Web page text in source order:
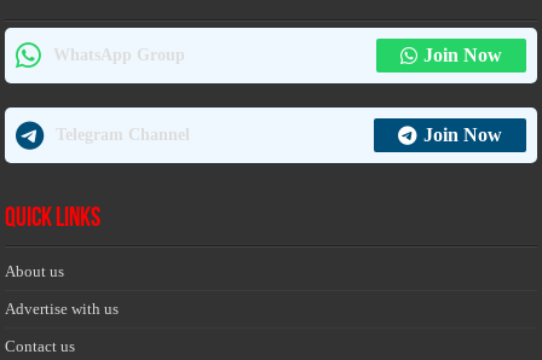
WhatsApp Group Join Now
Telegram Channel Join Now
Quick Links
About us
Advertise with us
Contact us